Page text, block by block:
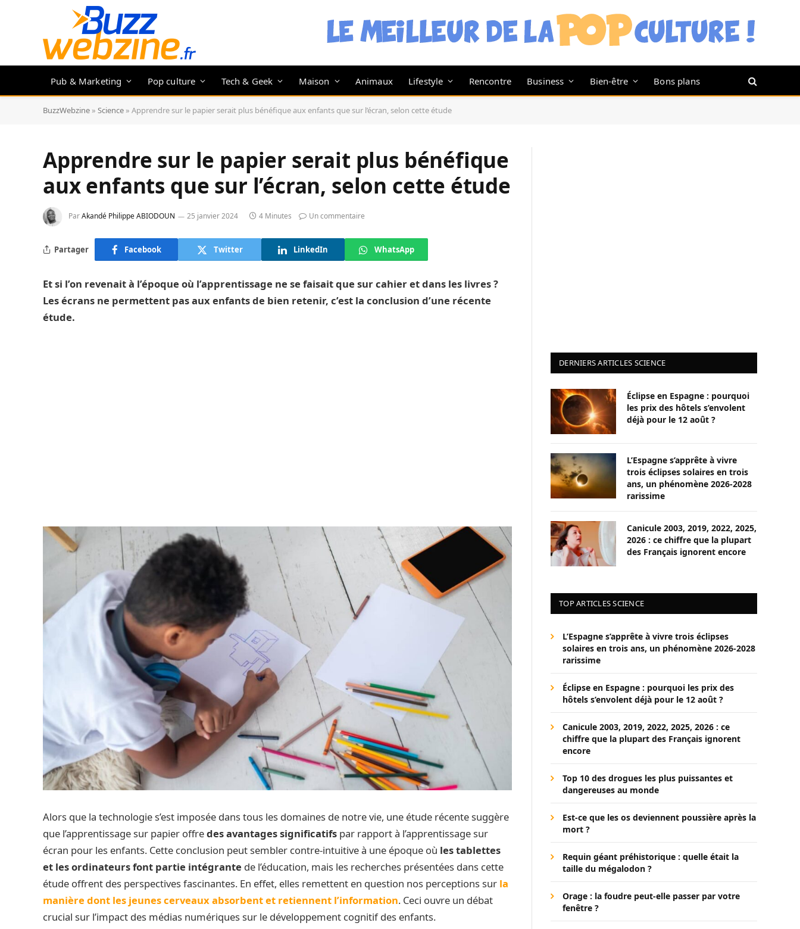
Pub & Marketing Pop culture Tech & Geek Maison Animaux Lifestyle Rencontre Business Bien-être Bons plans
BuzzWebzine » Science » Apprendre sur le papier serait plus bénéfique aux enfants que sur l’écran, selon cette étude
Apprendre sur le papier serait plus bénéfique
aux enfants que sur l’écran, selon cette étude
ParAkandé Philippe ABIODOUN 25 janvier 2024 4 Minutes Un commentaire
Partager Facebook Twitter LinkedIn WhatsApp
Et si l’on revenait à l’époque où l’apprentissage ne se faisait que sur cahier et dans les livres ?
Les écrans ne permettent pas aux enfants de bien retenir, c’est la conclusion d’une récente
étude.
Alors que la technologie s’est imposée dans tous les domaines de notre vie, une étude récente suggère
que l’apprentissage sur papier offredes avantages significatifs par rapport à l’apprentissage sur
écran pour les enfants. Cette conclusion peut sembler contre-intuitive à une époque où les tablettes
et les ordinateurs font partie intégrante de l’éducation, mais les recherches présentées dans cette
étude offrent des perspectives fascinantes. En effet, elles remettent en question nos perceptions sur la
manière dont les jeunes cerveaux absorbent et retiennent l’information. Ceci ouvre un débat
crucial sur l’impact des médias numériques sur le développement cognitif des enfants.
DERNIERS ARTICLES SCIENCE
Éclipse en Espagne : pourquoi
les prix des hôtels s’envolent
déjà pour le 12 août ?
L’Espagne s’apprête à vivre
trois éclipses solaires en trois
ans, un phénomène 2026-2028
rarissime
Canicule 2003, 2019, 2022, 2025,
2026 : ce chiffre que la plupart
des Français ignorent encore
TOP ARTICLES SCIENCE
L’Espagne s’apprête à vivre trois éclipses
solaires en trois ans, un phénomène 2026-2028
rarissime
Éclipse en Espagne : pourquoi les prix des
hôtels s’envolent déjà pour le 12 août ?
Canicule 2003, 2019, 2022, 2025, 2026 : ce
chiffre que la plupart des Français ignorent
encore
Top 10 des drogues les plus puissantes et
dangereuses au monde
Est-ce que les os deviennent poussière après la
mort ?
Requin géant préhistorique : quelle était la
taille du mégalodon ?
Orage : la foudre peut-elle passer par votre
fenêtre ?